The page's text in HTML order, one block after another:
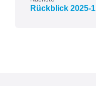
Rückblick 2025-1